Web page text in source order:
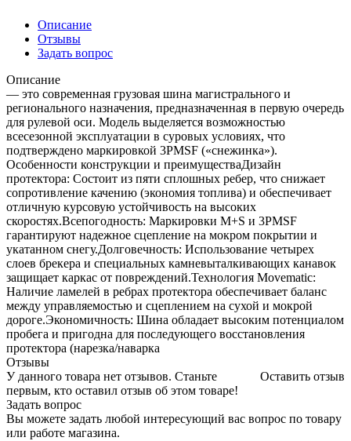
Описание
Отзывы
Задать вопрос
Описание
— это современная грузовая шина магистрального и
регионального назначения, предназначенная в первую очередь
для рулевой оси. Модель выделяется возможностью
всесезонной эксплуатации в суровых условиях, что
подтверждено маркировкой 3PMSF («снежинка»).
Особенности конструкции и преимуществаДизайн
протектора: Состоит из пяти сплошных ребер, что снижает
сопротивление качению (экономия топлива) и обеспечивает
отличную курсовую устойчивость на высоких
скоростях.Всепогодность: Маркировки M+S и 3PMSF
гарантируют надежное сцепление на мокром покрытии и
укатанном снегу.Долговечность: Использование четырех
слоев брекера и специальных камневыталкивающих канавок
защищает каркас от повреждений.Технология Movematic:
Наличие ламелей в ребрах протектора обеспечивает баланс
между управляемостью и сцеплением на сухой и мокрой
дороге.Экономичность: Шина обладает высоким потенциалом
пробега и пригодна для последующего восстановления
протектора (нарезка/наварка
Отзывы
Оставить отзыв
У данного товара нет отзывов. Станьте
первым, кто оставил отзыв об этом товаре!
Задать вопрос
Вы можете задать любой интересующий вас вопрос по товару
или работе магазина.